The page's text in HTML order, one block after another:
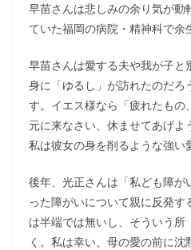
早苗さんは悲しみの余り気が動
ていた福岡の病院・精神科で余
早苗さんは愛する夫や我が子と
身に「ゆるし」が訪れたのだろ
す。イエス様なら「疲れたもの
元に来なさい、休ませてあげよ
私は彼女の身を削るような強い
後年、光正さんは「私ども障が
った障がいについて親に反発
は半端では無いし、そういう
く。私は幸い、母の愛の前に